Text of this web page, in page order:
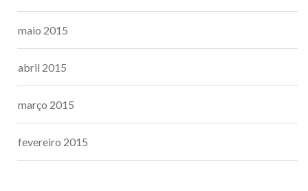
maio 2015
abril 2015
março 2015
fevereiro 2015